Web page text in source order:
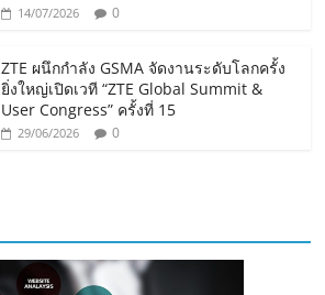
14/07/2026 0
ZTE ผนึกกำลัง GSMA จัดงานระดับโลกครั้ง
ยิ่งใหญ่เปิดเวที “ZTE Global Summit &
User Congress” ครั้งที่ 15
29/06/2026 0